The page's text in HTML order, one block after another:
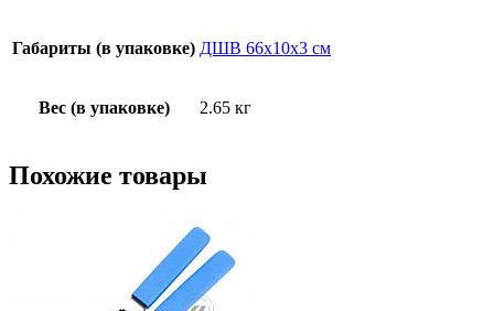
Габариты (в упаковке) ДШВ 66х10х3 см
Вес (в упаковке) 2.65 кг
Похожие товары